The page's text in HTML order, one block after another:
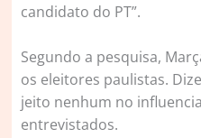
candidato do PT”.
Segundo a pesquisa,
os eleitores paulistas.
jeito nenhum no
entrevistados.